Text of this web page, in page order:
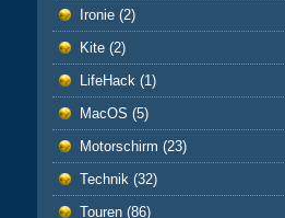
Ironie(2)
Kite(2)
LifeHack(1)
MacOS (5)
Motorschirm (23)
Technik(32)
Touren(86)